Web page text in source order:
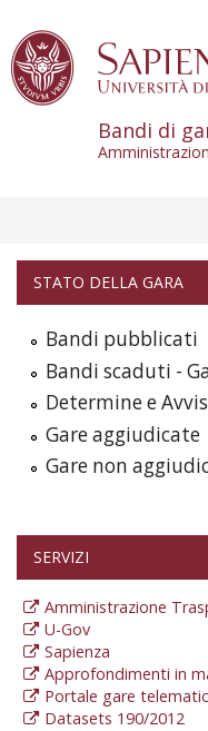
Bandi di
STATO DELLA GARA
Bandi pubblicati
Bandi scaduti -
Determine e
Gare aggiudicate
Gare non
SERVIZI
Amministrazione
U-Gov
Sapienza
Approfondimenti in
Portale gare
Datasets 190/2012